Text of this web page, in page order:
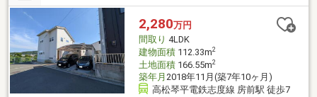
2,280万円
間取り 4LDK
建物面積112.33m2
土地面積166.55m2
築年月 2018年11月(築7年10ヶ月)
高松琴平電鉄志度線 房前駅 徒歩7